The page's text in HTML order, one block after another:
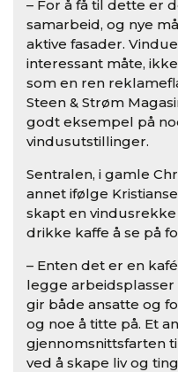
– For å få til dette er
samarbeid, og nye
aktive fasader.
interessant måte,
som en ren
Steen & Strøm
godt eksempel på
vindusutstillinger.
Sentralen, i gamle
annet ifølge
skapt en
drikke kaffe å se på
– Enten det er en
legge
gir både ansatte og
og noe å titte på. Et
gjennomsnittsfarten
ved å skape liv og